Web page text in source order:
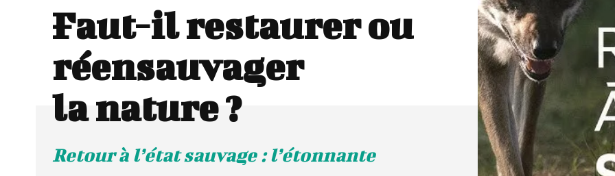
Faut-il restaurer ou
réensauvager
la nature ?
Retour à l’état sauvage : l’étonnante